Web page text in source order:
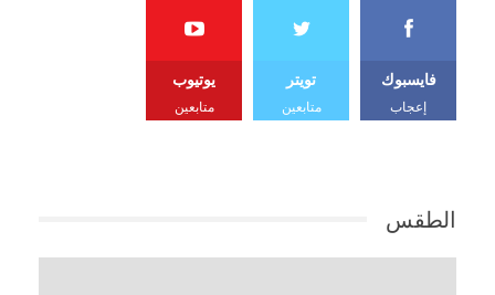
فايسبوك
إعجاب
تويتر
متابعين
يوتيوب
متابعين
الطقس